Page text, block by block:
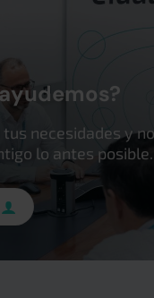
necesidades y
lo antes posible.